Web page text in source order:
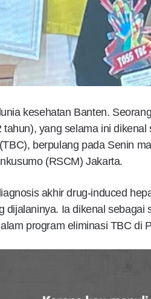
kesehatan Banten.
yang selama ini dikenal
berpulang pada Senin
(RSCM) Jakarta.
akhir drug-induced
dijalaninya. Ia dikenal sebagai
program eliminasi TBC di